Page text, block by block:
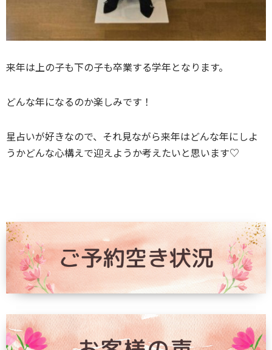
来年は上の子も下の子も卒業する学年となります。
どんな年になるのか楽しみです！
星占いが好きなので、それ見ながら来年はどんな年にしよ
うかどんな心構えで迎えようか考えたいと思います♡